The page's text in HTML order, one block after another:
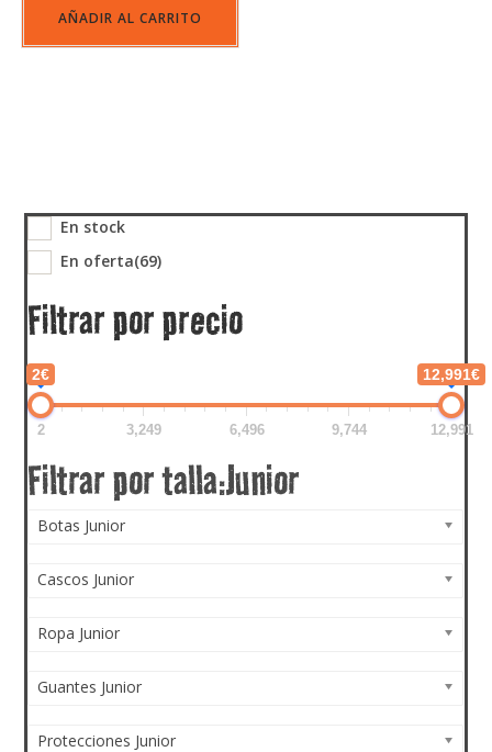
AÑADIR AL CARRITO
En stock
En oferta(69)
Filtrar por precio
2€ 12,991€
2 3,249 6,496 9,744 12,991
Botas Junior
Cascos Junior
Ropa Junior
Guantes Junior
Protecciones Junior